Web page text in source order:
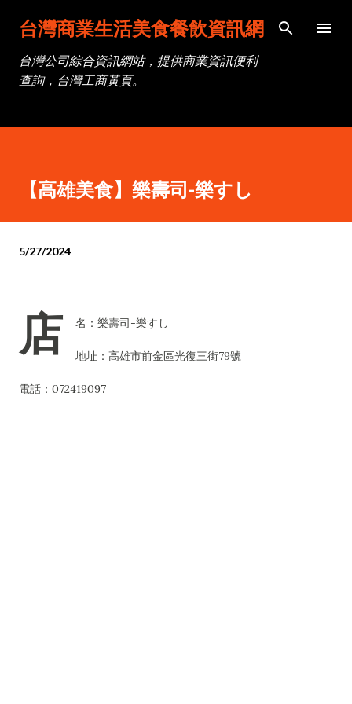
跳到主要內容
台灣商業生活美食餐飲資訊網
台灣公司綜合資訊網站，提供商業資訊便利
查詢，台灣工商黃頁。
【高雄美食】樂壽司-樂すし
5/27/2024
店 名：樂壽司-樂すし
地址：高雄市前金區光復三街79號
電話：072419097